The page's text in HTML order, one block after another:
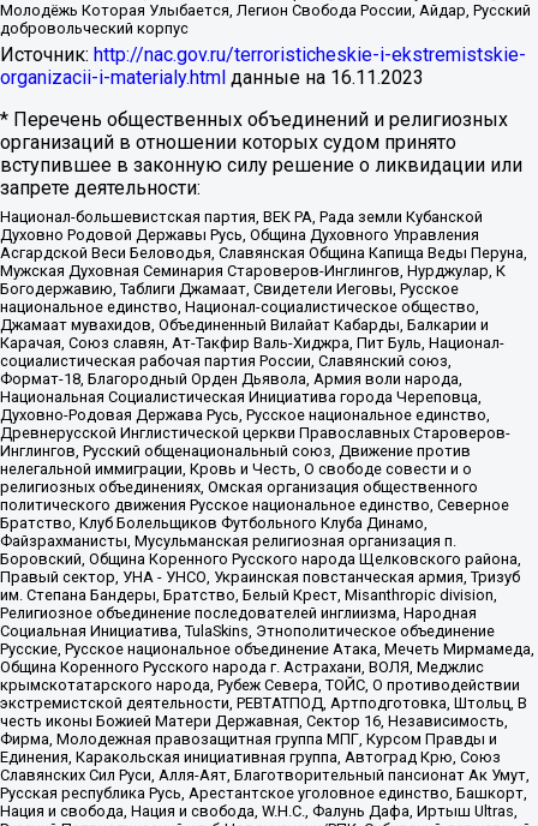
Молодёжь Которая Улыбается, Легион Свобода России, Айдар, Русский
добровольческий корпус
Источник: http://nac.gov.ru/terroristicheskie-i-ekstremistskie-
organizacii-i-materialy.html данные на 16.11.2023
* Перечень общественных объединений и религиозных
организаций в отношении которых судом принято
вступившее в законную силу решение о ликвидации или
запрете деятельности:
Национал-большевистская партия, ВЕК РА, Рада земли Кубанской
Духовно Родовой Державы Русь, Община Духовного Управления
Асгардской Веси Беловодья, Славянская Община Капища Веды Перуна,
Мужская Духовная Семинария Староверов-Инглингов, Нурджулар, К
Богодержавию, Таблиги Джамаат, Свидетели Иеговы, Русское
национальное единство, Национал-социалистическое общество,
Джамаат мувахидов, Объединенный Вилайат Кабарды, Балкарии и
Карачая, Союз славян, Ат-Такфир Валь-Хиджра, Пит Буль, Национал-
социалистическая рабочая партия России, Славянский союз,
Формат-18, Благородный Орден Дьявола, Армия воли народа,
Национальная Социалистическая Инициатива города Череповца,
Духовно-Родовая Держава Русь, Русское национальное единство,
Древнерусской Инглистической церкви Православных Староверов-
Инглингов, Русский общенациональный союз, Движение против
нелегальной иммиграции, Кровь и Честь, О свободе совести и о
религиозных объединениях, Омская организация общественного
политического движения Русское национальное единство, Северное
Братство, Клуб Болельщиков Футбольного Клуба Динамо,
Файзрахманисты, Мусульманская религиозная организация п.
Боровский, Община Коренного Русского народа Щелковского района,
Правый сектор, УНА - УНСО, Украинская повстанческая армия, Тризуб
им. Степана Бандеры, Братство, Белый Крест, Misanthropic division,
Религиозное объединение последователей инглиизма, Народная
Социальная Инициатива, TulaSkins, Этнополитическое объединение
Русские, Русское национальное объединение Атака, Мечеть Мирмамеда,
Община Коренного Русского народа г. Астрахани, ВОЛЯ, Меджлис
крымскотатарского народа, Рубеж Севера, ТОЙС, О противодействии
экстремистской деятельности, РЕВТАТПОД, Артподготовка, Штольц, В
честь иконы Божией Матери Державная, Сектор 16, Независимость,
Фирма, Молодежная правозащитная группа МПГ, Курсом Правды и
Единения, Каракольская инициативная группа, Автоград Крю, Союз
Славянских Сил Руси, Алля-Аят, Благотворительный пансионат Ак Умут,
Русская республика Русь, Арестантское уголовное единство, Башкорт,
Нация и свобода, Нация и свобода, W.H.С., Фалунь Дафа, Иртыш Ultras,